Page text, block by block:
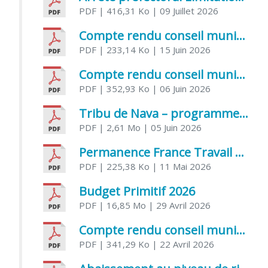
PDF | 416,31 Ko | 09 Juillet 2026
Compte rendu conseil municipal 5 juin 2026 sénatoriale
PDF | 233,14 Ko | 15 Juin 2026
Compte rendu conseil municipal – 21 avril 2026
PDF | 352,93 Ko | 06 Juin 2026
Tribu de Nava – programme et inscriptions été 2026
PDF | 2,61 Mo | 05 Juin 2026
Permanence France Travail au CCAS de Saujon Juin 2026
PDF | 225,38 Ko | 11 Mai 2026
Budget Primitif 2026
PDF | 16,85 Mo | 29 Avril 2026
Compte rendu conseil municipal – 7 avril 2026
PDF | 341,29 Ko | 22 Avril 2026